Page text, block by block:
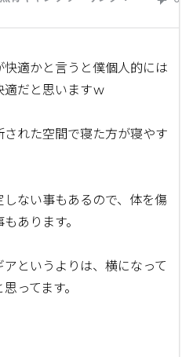
適かと言うと僕個人的には
だと思いますｗ
れた空間で寝た方が寝やす
ない事もあるので、体を傷
あります。
というよりは、横になって
ってます。